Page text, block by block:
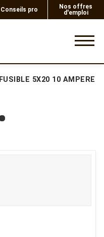
Conseils pro
Nos offres
d'emploi
FUSIBLE 5X20 10 AMPERE